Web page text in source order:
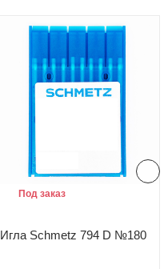
Игла Schmetz 794 D №180
Под заказ